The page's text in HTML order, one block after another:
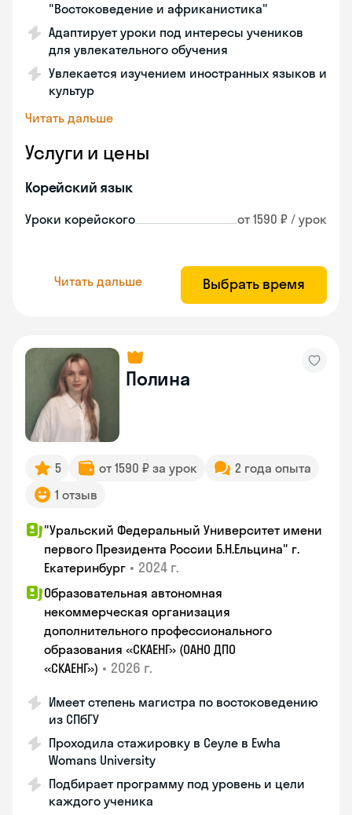
"Востоковедение и африканистика"
Адаптирует уроки под интересы учеников
для увлекательного обучения
Увлекается изучением иностранных языков и
культур
Читать дальше
Услуги и цены
Корейский язык
Уроки корейского от 1590 ₽ / урок
Читать дальше Выбрать время
Полина
5 от 1590 ₽ за урок
2 года опыта
1 отзыв
"Уральский Федеральный Университет имени
первого Президента России Б.Н.Ельцина" г.
Екатеринбург • 2024 г.
Образовательная автономная
некоммерческая организация
дополнительного профессионального
образования «СКАЕНГ» (ОАНО ДПО
«СКАЕНГ») • 2026 г.
Имеет степень магистра по востоковедению
из СПбГУ
Проходила стажировку в Сеуле в Ewha
Womans University
Подбирает программу под уровень и цели
каждого ученика